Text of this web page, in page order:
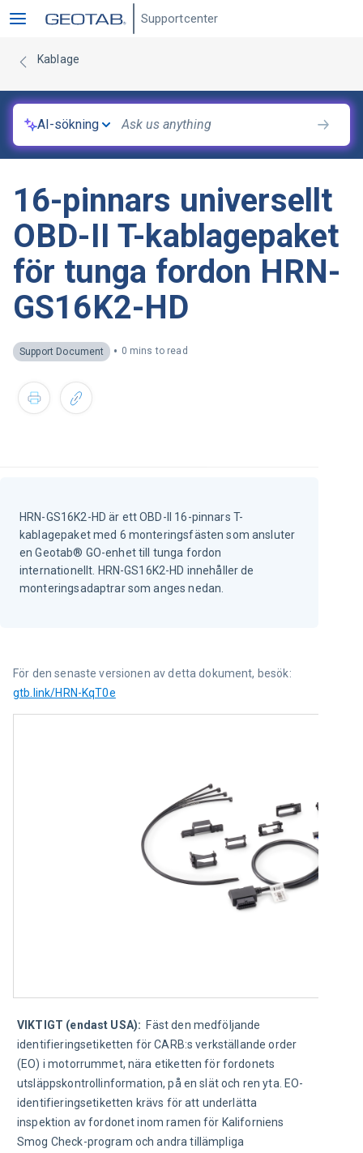
Supportcenter
Kablage
AI-sökning
16-pinnars universellt
OBD-II T-kablagepaket
för tunga fordon HRN-
GS16K2-HD
Support Document • 0 mins to read
HRN-GS16K2-HD är ett OBD-II 16-pinnars T-
kablagepaket med 6 monteringsfästen som ansluter
en Geotab® GO-enhet till tunga fordon
internationellt. HRN-GS16K2-HD innehåller de
monteringsadaptrar som anges nedan.
För den senaste versionen av detta dokument, besök:
gtb.link/HRN-KqT0e
VIKTIGT (endast USA): Fäst den medföljande
identifieringsetiketten för CARB:s verkställande order
(EO) i motorrummet, nära etiketten för fordonets
utsläppskontrollinformation, på en slät och ren yta. EO-
identifieringsetiketten krävs för att underlätta
inspektion av fordonet inom ramen för Kaliforniens
Smog Check-program och andra tillämpliga